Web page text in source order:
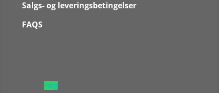
Salgs- og leveringsbetingelser
FAQS
Følg